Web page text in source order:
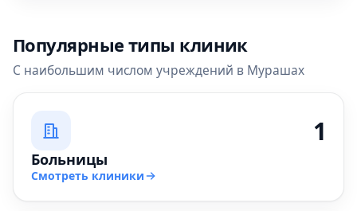
Популярные типы клиник
С наибольшим числом учреждений в Мурашах
1
Больницы
Смотреть клиники